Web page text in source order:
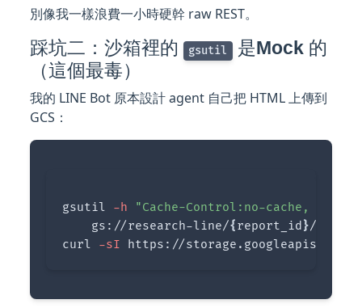
別像我一樣浪費一小時硬幹 raw REST。
踩坑二：沙箱裡的 gsutil 是Mock的
（這個最毒）
我的 LINE Bot 原本設計 agent 自己把 HTML 上傳到
GCS：
gsutil -h
"Cache-Control:no-cache, max-
    gs://research-line/
{report_id}/
curl -sI https://storage.googleapis.com/